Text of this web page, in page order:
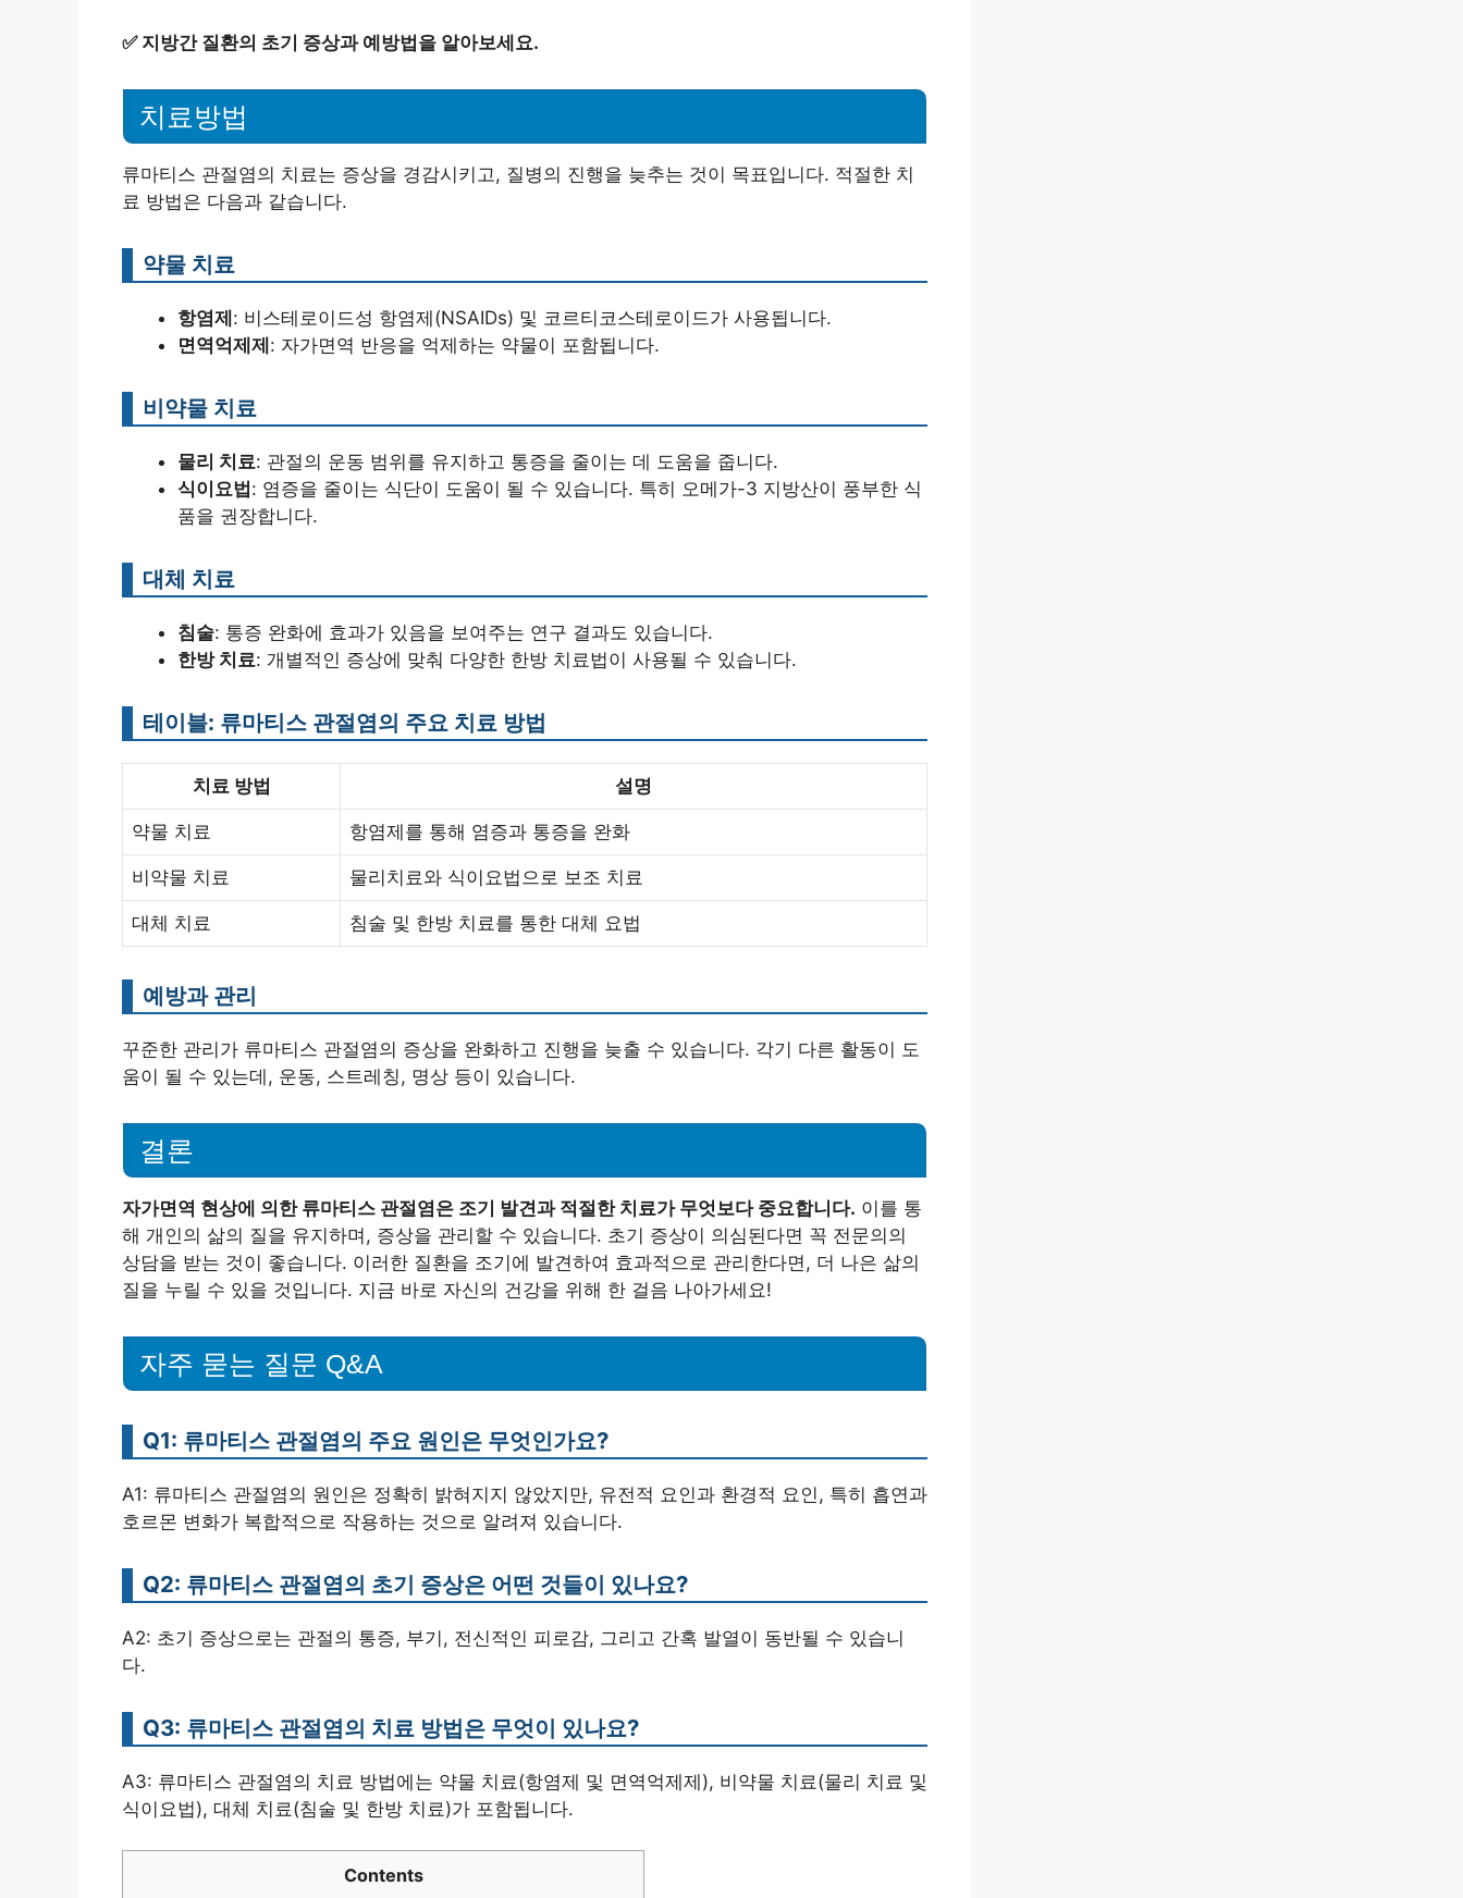
✅ 지방간 질환의 초기 증상과 예방법을 알아보세요.
치료방법
류마티스 관절염의 치료는 증상을 경감시키고, 질병의 진행을 늦추는 것이 목표입니다. 적절한 치
료 방법은 다음과 같습니다.
약물 치료
항염제 : 비스테로이드성 항염제(NSAIDs) 및 코르티코스테로이드가 사용됩니다.
면역억제제 : 자가면역 반응을 억제하는 약물이 포함됩니다.
비약물 치료
물리 치료: 관절의 운동 범위를 유지하고 통증을 줄이는 데 도움을 줍니다.
식이요법 : 염증을 줄이는 식단이 도움이 될 수 있습니다. 특히 오메가-3 지방산이 풍부한 식
품을 권장합니다.
대체 치료
침술: 통증 완화에 효과가 있음을 보여주는 연구 결과도 있습니다.
한방 치료: 개별적인 증상에 맞춰 다양한 한방 치료법이 사용될 수 있습니다.
테이블: 류마티스 관절염의 주요 치료 방법
치료 방법 설명
약물 치료 항염제를 통해 염증과 통증을 완화
비약물 치료 물리치료와 식이요법으로 보조 치료
대체 치료 침술 및 한방 치료를 통한 대체 요법
예방과 관리
꾸준한 관리가 류마티스 관절염의 증상을 완화하고 진행을 늦출 수 있습니다. 각기 다른 활동이 도
움이 될 수 있는데, 운동, 스트레칭, 명상 등이 있습니다.
결론
자가면역 현상에 의한 류마티스 관절염은 조기 발견과 적절한 치료가 무엇보다 중요합니다. 이를 통
해 개인의 삶의 질을 유지하며, 증상을 관리할 수 있습니다. 초기 증상이 의심된다면 꼭 전문의의
상담을 받는 것이 좋습니다. 이러한 질환을 조기에 발견하여 효과적으로 관리한다면, 더 나은 삶의
질을 누릴 수 있을 것입니다. 지금 바로 자신의 건강을 위해 한 걸음 나아가세요!
자주 묻는 질문 Q&A
Q1: 류마티스 관절염의 주요 원인은 무엇인가요?
A1: 류마티스 관절염의 원인은 정확히 밝혀지지 않았지만, 유전적 요인과 환경적 요인, 특히 흡연과
호르몬 변화가 복합적으로 작용하는 것으로 알려져 있습니다.
Q2: 류마티스 관절염의 초기 증상은 어떤 것들이 있나요?
A2: 초기 증상으로는 관절의 통증, 부기, 전신적인 피로감, 그리고 간혹 발열이 동반될 수 있습니
다.
Q3: 류마티스 관절염의 치료 방법은 무엇이 있나요?
A3: 류마티스 관절염의 치료 방법에는 약물 치료(항염제 및 면역억제제), 비약물 치료(물리 치료 및
식이요법), 대체 치료(침술 및 한방 치료)가 포함됩니다.
Contents